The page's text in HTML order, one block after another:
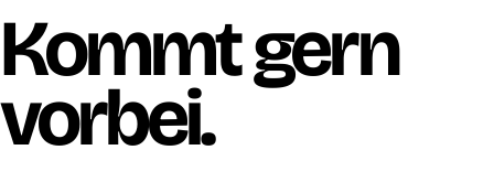
Kommt gern
vorbei.